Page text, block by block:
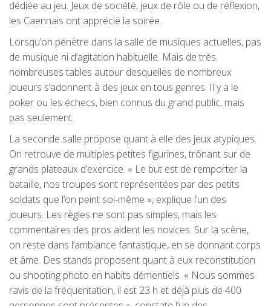
dédiée au jeu. Jeux de société, jeux de rôle ou de réflexion,
les Caennais ont apprécié la soirée.
Lorsqu’on pénètre dans la salle de musiques actuelles, pas
de musique ni d’agitation habituelle. Mais de très
nombreuses tables autour desquelles de nombreux
joueurs s’adonnent à des jeux en tous genres. Il y a le
poker ou les échecs, bien connus du grand public, mais
pas seulement.
La seconde salle propose quant à elle des jeux atypiques.
On retrouve de multiples petites figurines, trônant sur de
grands plateaux d’exercice. « Le but est de remporter la
bataille, nos troupes sont représentées par des petits
soldats que l’on peint soi-même », explique l’un des
joueurs. Les règles ne sont pas simples, mais les
commentaires des pros aident les novices. Sur la scène,
on reste dans l’ambiance fantastique, en se donnant corps
et âme. Des stands proposent quant à eux reconstitution
ou shooting photo en habits démentiels. « Nous sommes
ravis de la fréquentation, il est 23 h et déjà plus de 400